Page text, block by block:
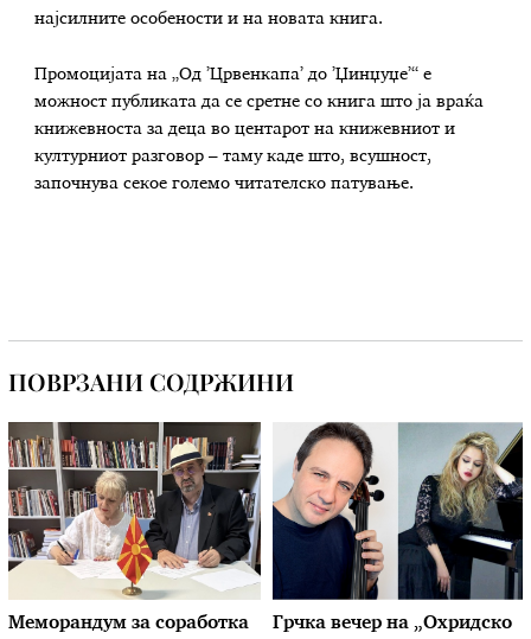
најсилните особености и на новата книга.
Промоцијата на „Од ’Црвенкапа’ до ’Џинџуџе’“ е
можност публиката да се сретне со книга што ја враќа
книжевноста за деца во центарот на книжевниот и
културниот разговор – таму каде што, всушност,
започнува секое големо читателско патување.
ПОВРЗАНИ СОДРЖИНИ
Меморандум за соработка
Грчка вечер на „Охридско